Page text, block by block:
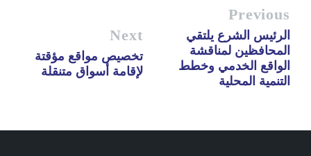
Previous
الرئيس الشرع يلتقي
المحافظين لمناقشة
الواقع الخدمي وخطط
التنمية المحلية
Next
تخصيص مواقع مؤقتة
لإقامة أسواق متنقلة